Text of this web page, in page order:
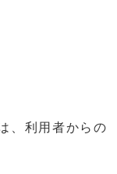
、利用者からの